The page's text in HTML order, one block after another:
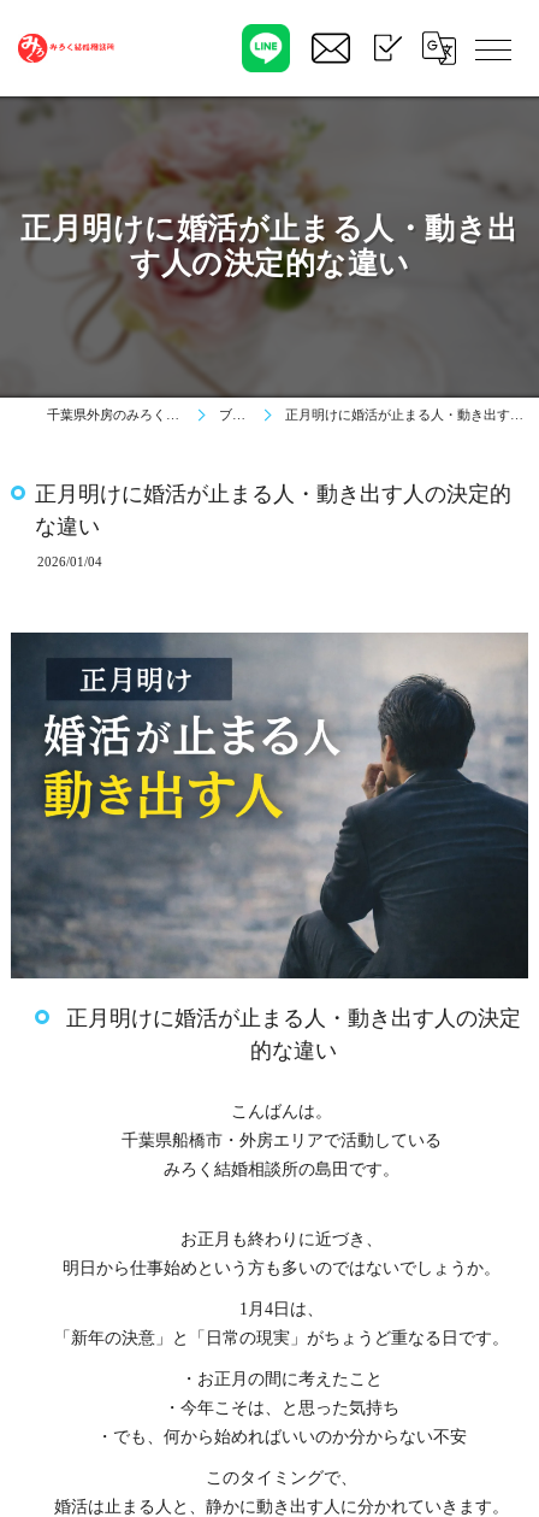
正月明けに婚活が止まる人・動き出
す人の決定的な違い
ブログ 正月明けに婚活が止まる人・動き出す人の決定的な違い
正月明けに婚活が止まる人・動き出す人の決定的
な違い
2026/01/04
正月明けに婚活が止まる人・動き出す人の決定
的な違い
こんばんは。
千葉県船橋市・外房エリアで活動している
みろく結婚相談所の島田です。
お正月も終わりに近づき、
明日から仕事始めという方も多いのではないでしょうか。
1月4日は、
「新年の決意」と「日常の現実」がちょうど重なる日です。
・お正月の間に考えたこと
・今年こそは、と思った気持ち
・でも、何から始めればいいのか分からない不安
このタイミングで、
婚活は止まる人と、静かに動き出す人に分かれていきます。